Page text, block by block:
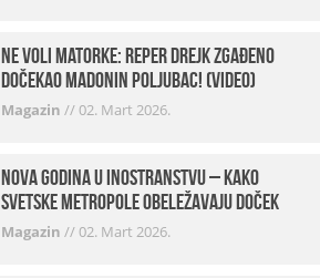
Ne voli matorke: Reper Drejk zgađeno
dočekao Madonin poljubac! (VIDEO)
Magazin //02. Mart 2026.
Nova godina u inostranstvu – kako
svetske metropole obeležavaju doček
Magazin //02. Mart 2026.